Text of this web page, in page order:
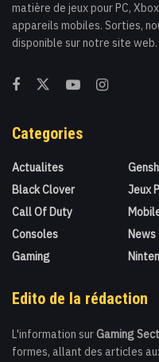
matière de jeux pour PC,
appareils mobiles. Sorties,
disponible sur notre site web.
Categories
Actualites
Black Clover
Call Of Duty
Consoles
Gaming
Jeux
News
Edito de la rédaction
L'information sur Gaming
formes, allant des articles